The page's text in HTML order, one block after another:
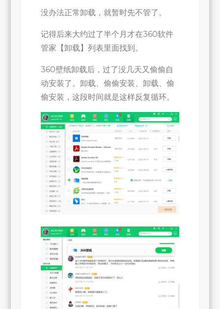
没办法正常卸载，就暂时先不管了。
记得后来大约过了半个月才在360软件
管家【卸载】列表里面找到。
360壁纸卸载后，过了没几天又偷偷自
动安装了。卸载、偷偷安装、卸载、偷
偷安装，这段时间就是这样反复循环。